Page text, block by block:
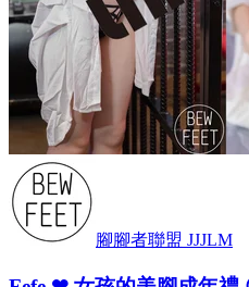
腳腳者聯盟 JJJLM